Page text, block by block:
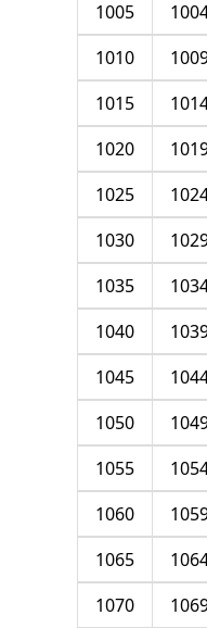
1005
1010
1015
1020
1025
1030
1035
1040
1045
1050
1055
1060
1065
1070